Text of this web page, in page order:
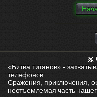
«Битва титанов» -
телефонов
Сражения, приключения,
неотъемлемая часть